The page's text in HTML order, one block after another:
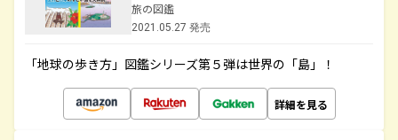
旅の図鑑
2021.05.27 発売
「地球の歩き方」図鑑シリーズ第５弾は世界の「島」！
詳細を見る